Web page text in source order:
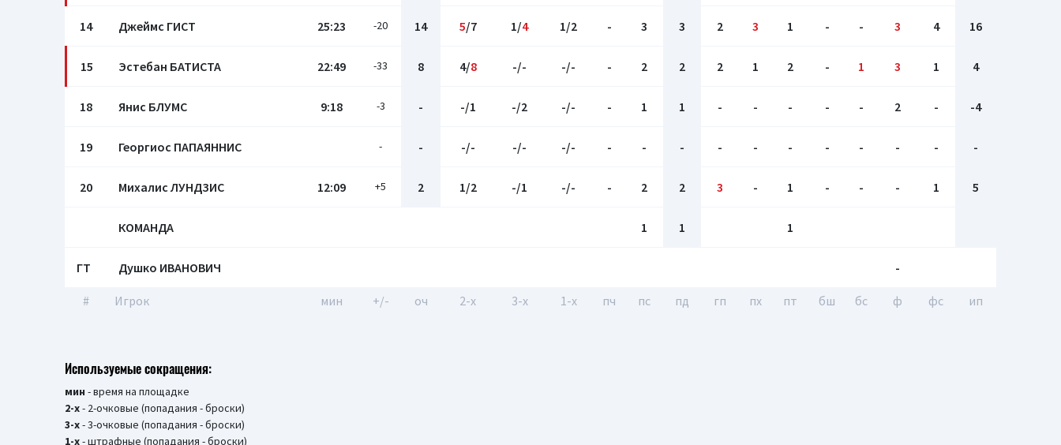
14 Джеймс ГИСТ 25:23 -20 14 5/7 1/4 1/2 - 3 3 2 3 1 - - 3 4 16
15 Эстебан БАТИСТА 22:49 -33 8 4/8 -/- -/- - 2 2 2 1 2 - 1 3 1 4
18 Янис БЛУМС 9:18 -3 - -/1 -/2 -/- - 1 1 - - - - - 2 - -4
19 Георгиос ПАПАЯННИС - - -/- -/- -/- - - - - - - - - - - -
20 Михалис ЛУНДЗИС 12:09 +5 2 1/2 -/1 -/- - 2 2 3 - 1 - - - 1 5
КОМАНДА 1 1 1
ГТ Душко ИВАНОВИЧ -
# Игрок мин +/- оч 2-x 3-x 1-x пч пс пд гп пх пт бш бc ф фс ип
Используемые сокращения:
мин - время на площадке
2-х- 2-очковые (попадания - броски)
3-х- 3-очковые (попадания - броски)
1-х- штрафные (попадания - броски)